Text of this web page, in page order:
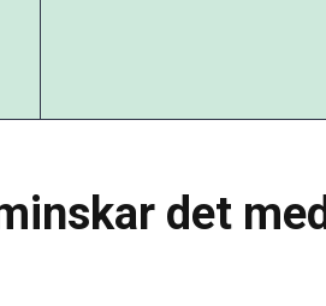
det med